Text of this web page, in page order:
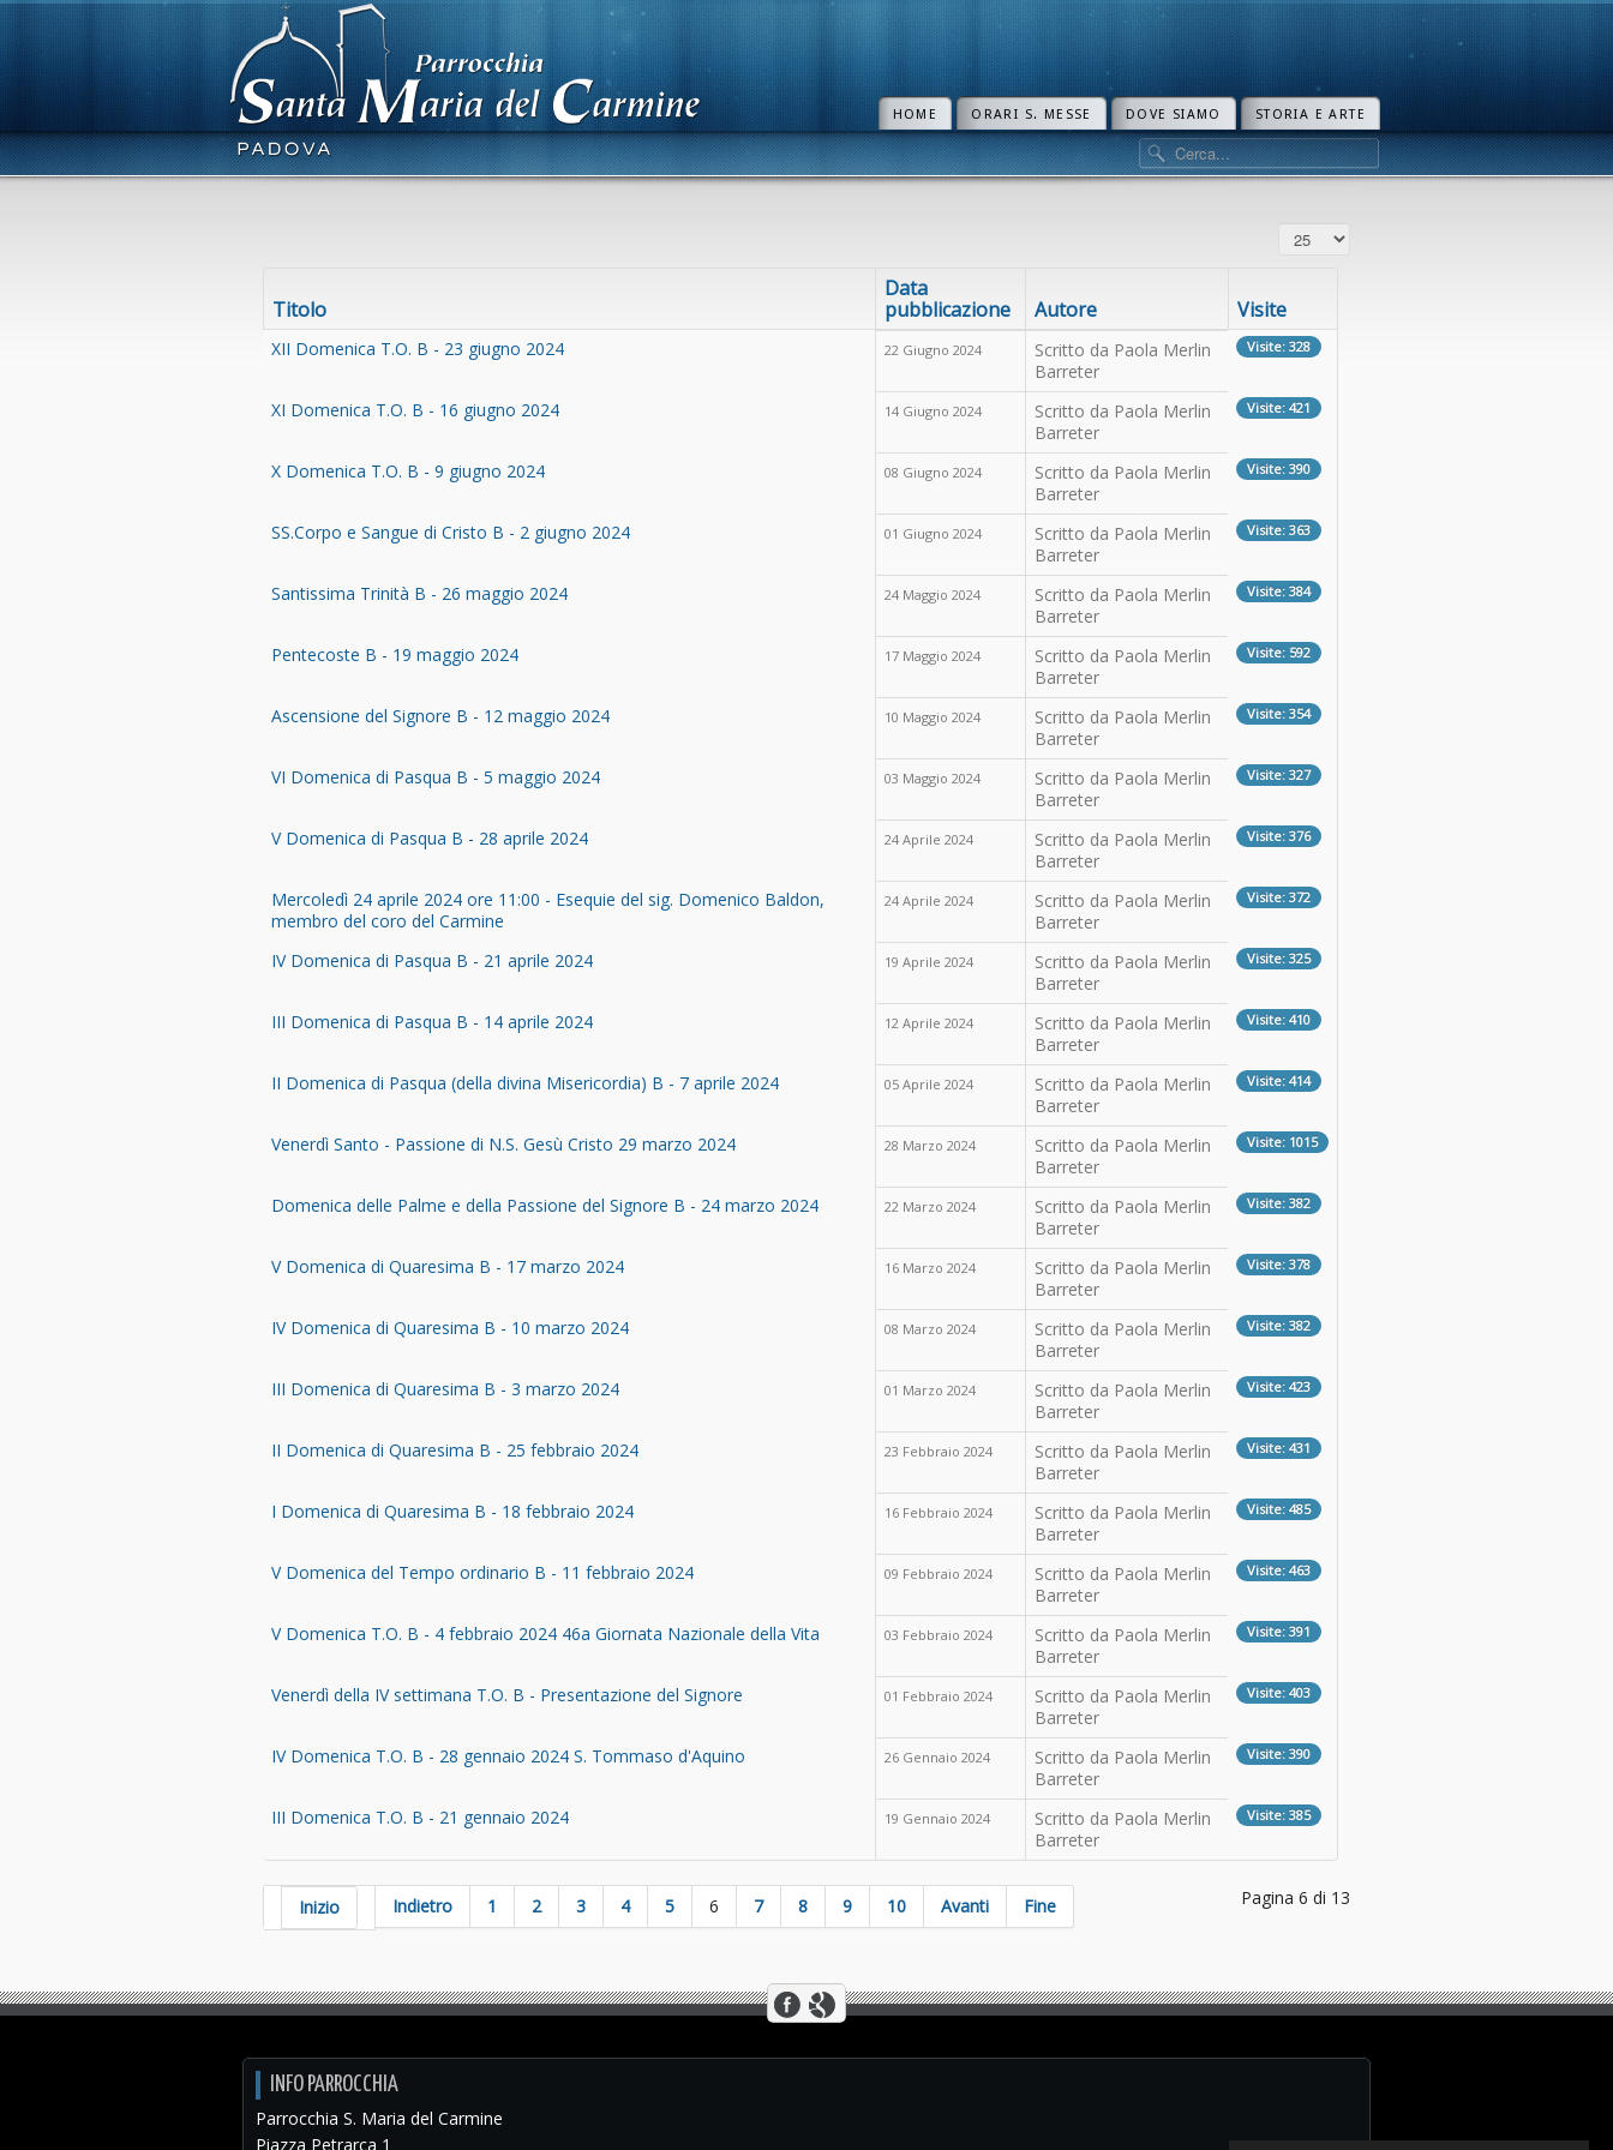
HOME ORARI S. MESSE DOVE SIAMO STORIA E ARTE
Titolo
Data
pubblicazione
Autore Visite
XII Domenica T.O. B - 23 giugno 2024 22 Giugno 2024
Scritto da Paola Merlin
Barreter
Visite: 328
XI Domenica T.O. B - 16 giugno 2024 14 Giugno 2024
Scritto da Paola Merlin
Barreter
Visite: 421
X Domenica T.O. B - 9 giugno 2024 08 Giugno 2024
Scritto da Paola Merlin
Barreter
Visite: 390
SS.Corpo e Sangue di Cristo B - 2 giugno 2024 01 Giugno 2024
Scritto da Paola Merlin
Barreter
Visite: 363
Santissima Trinità B - 26 maggio 2024 24 Maggio 2024
Scritto da Paola Merlin
Barreter
Visite: 384
Pentecoste B - 19 maggio 2024 17 Maggio 2024
Scritto da Paola Merlin
Barreter
Visite: 592
Ascensione del Signore B - 12 maggio 2024 10 Maggio 2024
Scritto da Paola Merlin
Barreter
Visite: 354
VI Domenica di Pasqua B - 5 maggio 2024 03 Maggio 2024
Scritto da Paola Merlin
Barreter
Visite: 327
V Domenica di Pasqua B - 28 aprile 2024 24 Aprile 2024
Scritto da Paola Merlin
Barreter
Visite: 376
Mercoledì 24 aprile 2024 ore 11:00 - Esequie del sig. Domenico Baldon,
membro del coro del Carmine
24 Aprile 2024
Scritto da Paola Merlin
Barreter
Visite: 372
IV Domenica di Pasqua B - 21 aprile 2024 19 Aprile 2024
Scritto da Paola Merlin
Barreter
Visite: 325
III Domenica di Pasqua B - 14 aprile 2024 12 Aprile 2024
Scritto da Paola Merlin
Barreter
Visite: 410
II Domenica di Pasqua (della divina Misericordia) B - 7 aprile 2024 05 Aprile 2024
Scritto da Paola Merlin
Barreter
Visite: 414
Venerdì Santo - Passione di N.S. Gesù Cristo 29 marzo 2024 28 Marzo 2024
Scritto da Paola Merlin
Barreter
Visite: 1015
Domenica delle Palme e della Passione del Signore B - 24 marzo 2024 22 Marzo 2024
Scritto da Paola Merlin
Barreter
Visite: 382
V Domenica di Quaresima B - 17 marzo 2024 16 Marzo 2024
Scritto da Paola Merlin
Barreter
Visite: 378
IV Domenica di Quaresima B - 10 marzo 2024 08 Marzo 2024
Scritto da Paola Merlin
Barreter
Visite: 382
III Domenica di Quaresima B - 3 marzo 2024 01 Marzo 2024
Scritto da Paola Merlin
Barreter
Visite: 423
II Domenica di Quaresima B - 25 febbraio 2024 23 Febbraio 2024
Scritto da Paola Merlin
Barreter
Visite: 431
I Domenica di Quaresima B - 18 febbraio 2024 16 Febbraio 2024
Scritto da Paola Merlin
Barreter
Visite: 485
V Domenica del Tempo ordinario B - 11 febbraio 2024 09 Febbraio 2024
Scritto da Paola Merlin
Barreter
Visite: 463
V Domenica T.O. B - 4 febbraio 2024 46a Giornata Nazionale della Vita 03 Febbraio 2024
Scritto da Paola Merlin
Barreter
Visite: 391
Venerdì della IV settimana T.O. B - Presentazione del Signore 01 Febbraio 2024
Scritto da Paola Merlin
Barreter
Visite: 403
IV Domenica T.O. B - 28 gennaio 2024 S. Tommaso d'Aquino 26 Gennaio 2024
Scritto da Paola Merlin
Barreter
Visite: 390
III Domenica T.O. B - 21 gennaio 2024 19 Gennaio 2024
Scritto da Paola Merlin
Barreter
Visite: 385
Pagina 6 di 13
Inizio Indietro 1 2 3 4 5 6 7 8 9 10 Avanti Fine
INFO PARROCCHIA
Parrocchia S. Maria del Carmine
Piazza Petrarca 1